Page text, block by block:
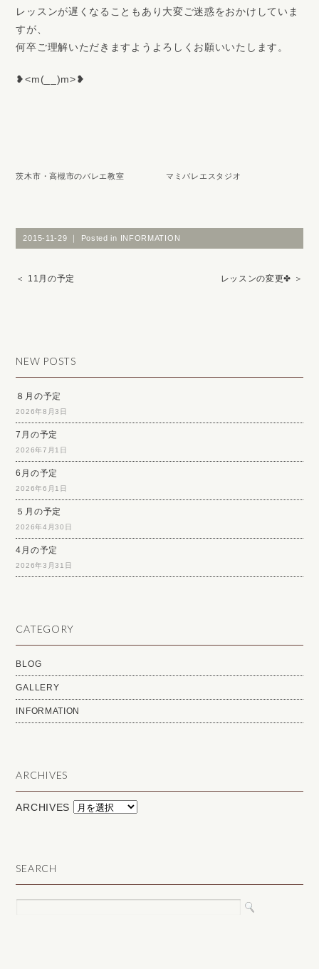
レッスンが遅くなることもあり大変ご迷惑をおかけしていま
すが、
何卒ご理解いただきますようよろしくお願いいたします。
❥<m(__)m>❥
茨木市・高槻市のバレエ教室 マミバレエスタジオ
2015-11-29 ｜ Posted in INFORMATION
＜ 11月の予定 レッスンの変更✤ ＞
NEW POSTS
８月の予定
2026年8月3日
7月の予定
2026年7月1日
6月の予定
2026年6月1日
５月の予定
2026年4月30日
4月の予定
2026年3月31日
CATEGORY
BLOG
GALLERY
INFORMATION
ARCHIVES
ARCHIVES
SEARCH